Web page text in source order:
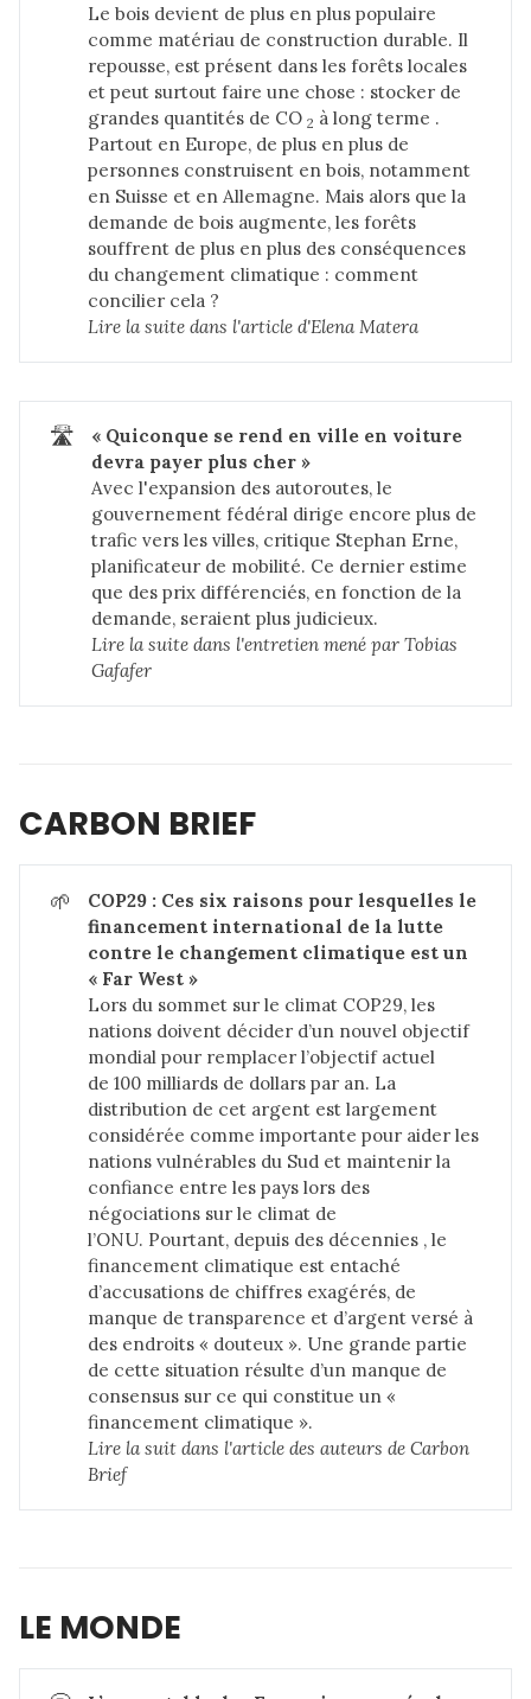
Le bois devient de plus en plus populaire
comme matériau de construction durable. Il
repousse, est présent dans les forêts locales
et peut surtout faire une chose : stocker de
grandes quantités de CO2 à long terme .
Partout en Europe, de plus en plus de
personnes construisent en bois, notamment
en Suisse et en Allemagne. Mais alors que la
demande de bois augmente, les forêts
souffrent de plus en plus des conséquences
du changement climatique : comment
concilier cela ?
Lire la suite dans l'article d'Elena Matera
🛣️
« Quiconque se rend en ville en voiture
devra payer plus cher »
Avec l'expansion des autoroutes, le
gouvernement fédéral dirige encore plus de
trafic vers les villes, critique Stephan Erne,
planificateur de mobilité. Ce dernier estime
que des prix différenciés, en fonction de la
demande, seraient plus judicieux.
Lire la suite dans l'entretien mené par Tobias
Gafafer
CARBON BRIEF
🌱
COP29 : Ces six raisons pour lesquelles le
financement international de la lutte
contre le changement climatique est un
« Far West »
Lors du sommet sur le climat COP29, les
nations doivent décider d’un nouvel objectif
mondial pour remplacer l’objectif actuel
de 100 milliards de dollars par an. La
distribution de cet argent est largement
considérée comme importante pour aider les
nations vulnérables du Sud et maintenir la
confiance entre les pays lors des
négociations sur le climat de
l’ONU. Pourtant, depuis des décennies , le
financement climatique est entaché
d’accusations de chiffres exagérés, de
manque de transparence et d’argent versé à
des endroits « douteux ». Une grande partie
de cette situation résulte d’un manque de
consensus sur ce qui constitue un «
financement climatique ».
Lire la suit dans l'article des auteurs de Carbon
Brief
LE MONDE